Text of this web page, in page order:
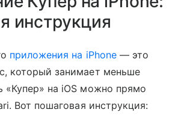
инструкция
приложения на iPhone— это
который занимает меньше
«Купер» на iOS можно прямо
Вот пошаговая инструкция: